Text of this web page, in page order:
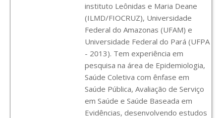
instituto Leônidas e Maria Deane
(ILMD/FIOCRUZ), Universidade
Federal do Amazonas (UFAM) e
Universidade Federal do Pará (UFPA
- 2013). Tem experiência em
pesquisa na área de Epidemiologia,
Saúde Coletiva com ênfase em
Saúde Pública, Avaliação de Serviço
em Saúde e Saúde Baseada em
Evidências, desenvolvendo estudos